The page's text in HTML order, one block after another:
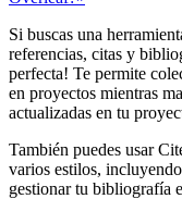
Si buscas una
referencias, citas y
perfecta! Te permite
en proyectos mientras
actualizadas en tu
También puedes usar
varios estilos,
gestionar tu bibliografía